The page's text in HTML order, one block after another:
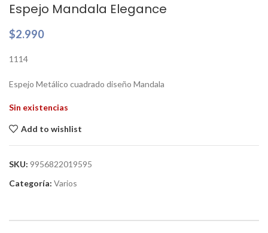
Espejo Mandala Elegance
$2.990
1114
Espejo Metálico cuadrado diseño Mandala
Sin existencias
Add to wishlist
SKU: 9956822019595
Categoría: Varios